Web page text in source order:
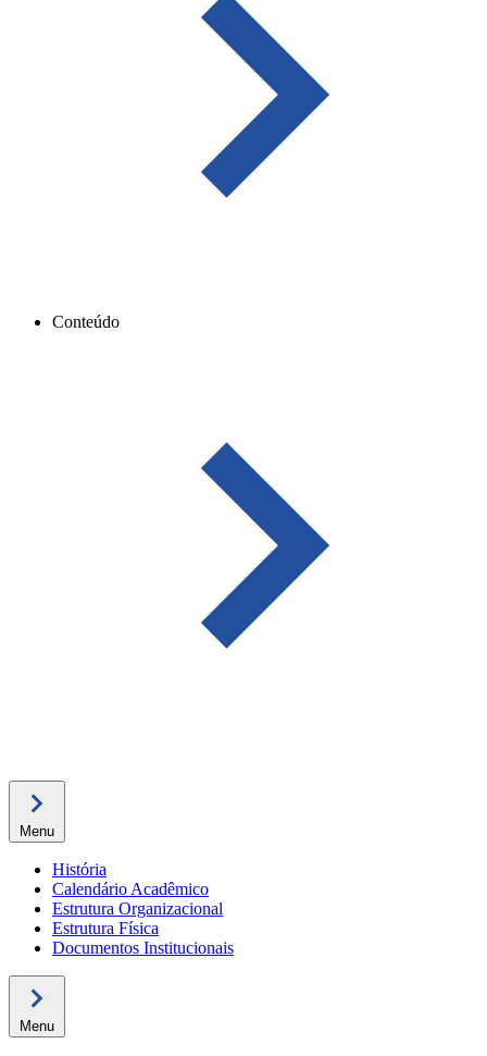
Conteúdo
Menu
História
Calendário Acadêmico
Estrutura Organizacional
Estrutura Física
Documentos Institucionais
Menu